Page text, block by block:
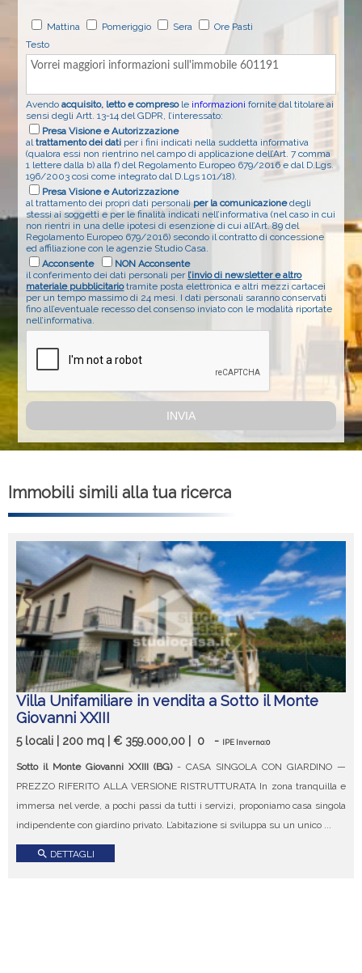
Mattina Pomeriggio Sera
Ore Pasti
Testo
Avendoacquisito, letto e compresole informazioni fornite dal titolare ai
sensi degli Artt. 13-14 del GDPR, l’interessato:
Presa Visione e Autorizzazione
altrattamento dei dati per i fini indicati nella suddetta informativa
(qualora essi non rientrino nel campo di applicazione dell’Art. 7 comma
1 lettere dalla b) alla f) del Regolamento Europeo 679/2016 e dal D.Lgs.
196/2003 così come integrato dal D.Lgs 101/18).
Presa Visione e Autorizzazione
al trattamento dei propri dati personaliper la comunicazionedegli
stessi ai soggetti e per le finalità indicati nell’informativa (nel caso in cui
non rientri in una delle ipotesi di esenzione di cui all’Art. 89 del
Regolamento Europeo 679/2016) secondo il contratto di concessione
ed affiliazione con le agenzie Studio Casa.
Acconsente
NON Acconsente
il conferimento dei dati personali per l’invio di newsletter e altro
materiale pubblicitariotramite posta elettronica e altri mezzi cartacei
per un tempo massimo di 24 mesi. I dati personali saranno conservati
fino all’eventuale recesso del consenso inviato con le modalità riportate
nell’informativa.
Immobili simili alla tua ricerca
Villa Unifamiliare in vendita a Sotto il Monte
Giovanni XXIII
5 locali | 200 mq | € 359.000,00 | 0 - IPE Inverno:0
Sotto il Monte Giovanni XXIII (BG)- CASA SINGOLA CON GIARDINO —
PREZZO RIFERITO ALLA VERSIONE RISTRUTTURATA In zona tranquilla e
immersa nel verde, a pochi passi da tutti i servizi, proponiamo casa singola
indipendente con giardino privato. L’abitazione si sviluppa su un unico ...
search DETTAGLI